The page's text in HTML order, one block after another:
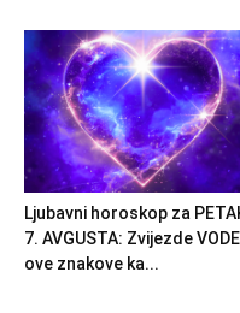
Ljubavni horoskop za
7. AVGUSTA: Zvijezde VODE
ove znakove ka...